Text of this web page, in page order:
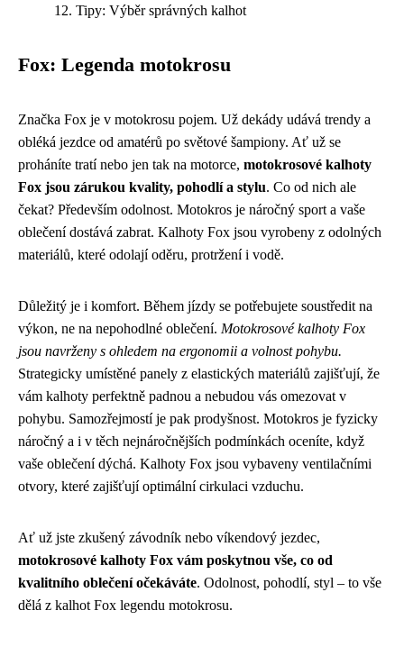
Tipy: Výběr správných kalhot
Fox: Legenda motokrosu
Značka Fox je v motokrosu pojem. Už dekády udává trendy a
obléká jezdce od amatérů po světové šampiony. Ať už se
proháníte tratí nebo jen tak na motorce, motokrosové kalhoty
Fox jsou zárukou kvality, pohodlí a stylu. Co od nich ale
čekat? Především odolnost. Motokros je náročný sport a vaše
oblečení dostává zabrat. Kalhoty Fox jsou vyrobeny z odolných
materiálů, které odolají oděru, protržení i vodě.
Důležitý je i komfort. Během jízdy se potřebujete soustředit na
výkon, ne na nepohodlné oblečení. Motokrosové kalhoty Fox
jsou navrženy s ohledem na ergonomii a volnost pohybu.
Strategicky umístěné panely z elastických materiálů zajišťují, že
vám kalhoty perfektně padnou a nebudou vás omezovat v
pohybu. Samozřejmostí je pak prodyšnost. Motokros je fyzicky
náročný a i v těch nejnáročnějších podmínkách oceníte, když
vaše oblečení dýchá. Kalhoty Fox jsou vybaveny ventilačními
otvory, které zajišťují optimální cirkulaci vzduchu.
Ať už jste zkušený závodník nebo víkendový jezdec,
motokrosové kalhoty Fox vám poskytnou vše, co od
kvalitního oblečení očekáváte. Odolnost, pohodlí, styl – to vše
dělá z kalhot Fox legendu motokrosu.